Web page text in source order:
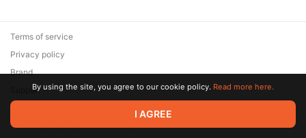
© 2026 Zaya Solutions Limited. All rights reserved. All trademarks
are the property of their respective owners.
Terms of service
Privacy policy
Brand
SupportBy using the site, you agree to our cookie policy. Read more here.
I AGREE